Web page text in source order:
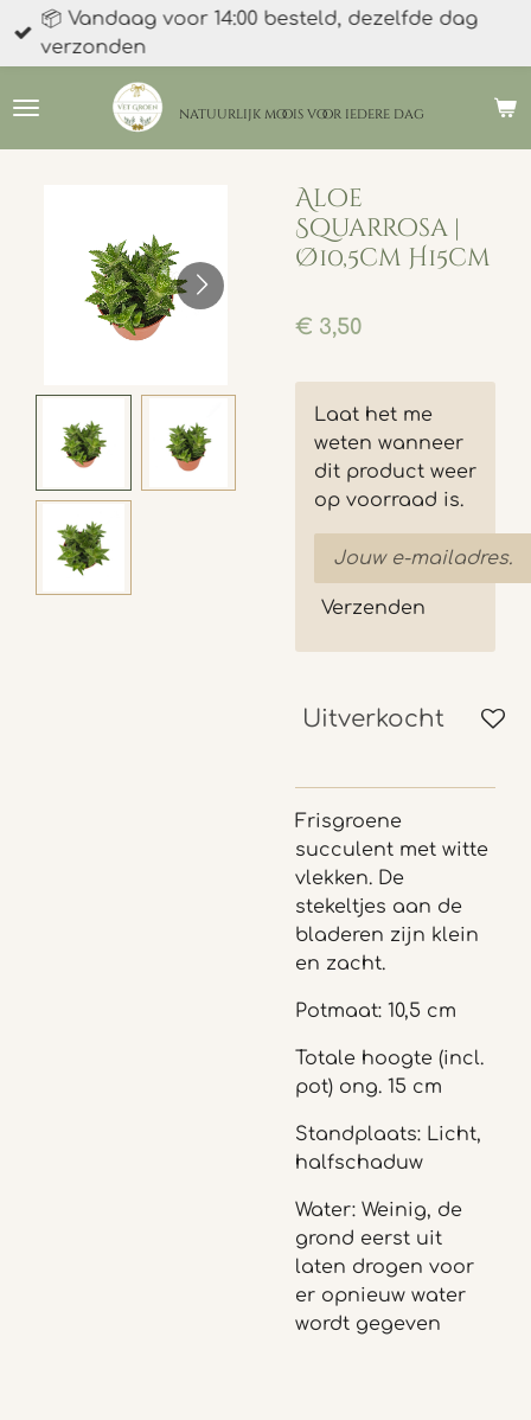
Ga
direct
de
natuurlijk moois voor iedere dag
📦 Vandaag voor 14:00 besteld, dezelfde dag
verzonden
Aloe
Squarrosa |
Ø10,5cm H15cm
€ 3,50
Laat het me
weten wanneer
dit product weer
op voorraad is.
Verzenden
Uitverkocht
Frisgroene
succulent met witte
vlekken. De
stekeltjes aan de
bladeren zijn klein
en zacht.
Potmaat: 10,5 cm
Totale hoogte (incl.
pot) ong. 15 cm
Standplaats: Licht,
halfschaduw
Water: Weinig, de
grond eerst uit
laten drogen voor
er opnieuw water
wordt gegeven